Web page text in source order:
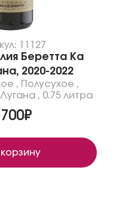
11127
Беретта Ка
2020-2022
, Полусухое ,
, 0.75 литра
корзину